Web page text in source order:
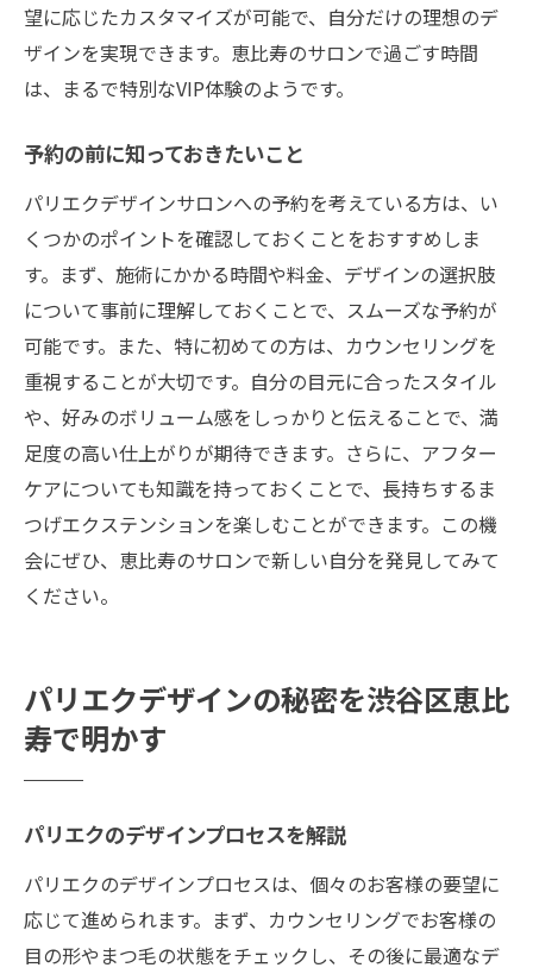
望に応じたカスタマイズが可能で、自分だけの理想のデ
ザインを実現できます。恵比寿のサロンで過ごす時間
は、まるで特別なVIP体験のようです。
予約の前に知っておきたいこと
パリエクデザインサロンへの予約を考えている方は、い
くつかのポイントを確認しておくことをおすすめしま
す。まず、施術にかかる時間や料金、デザインの選択肢
について事前に理解しておくことで、スムーズな予約が
可能です。また、特に初めての方は、カウンセリングを
重視することが大切です。自分の目元に合ったスタイル
や、好みのボリューム感をしっかりと伝えることで、満
足度の高い仕上がりが期待できます。さらに、アフター
ケアについても知識を持っておくことで、長持ちするま
つげエクステンションを楽しむことができます。この機
会にぜひ、恵比寿のサロンで新しい自分を発見してみて
ください。
パリエクデザインの秘密を渋谷区恵比
寿で明かす
パリエクのデザインプロセスを解説
パリエクのデザインプロセスは、個々のお客様の要望に
応じて進められます。まず、カウンセリングでお客様の
目の形やまつ毛の状態をチェックし、その後に最適なデ